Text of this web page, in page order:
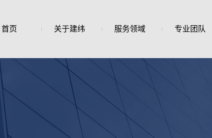
首页 关于建纬 服务领域 专业团队